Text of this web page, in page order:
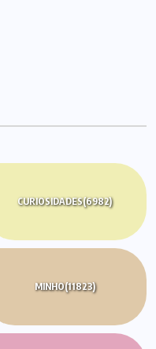
CURIOSIDADES(6982)
MINHO(11823)